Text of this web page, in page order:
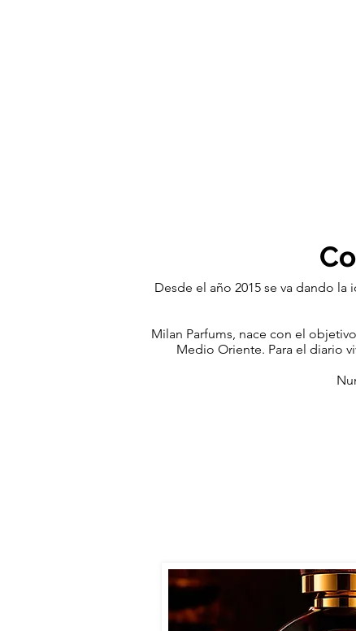
Desde el año 2015 se va dando
Milan Parfums, nace con el
Medio Oriente. Para el diario